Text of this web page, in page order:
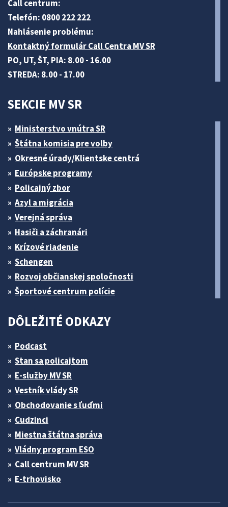
Call centrum:
Telefón: 0800 222 222
Nahlásenie problému:
Kontaktný formulár Call Centra MV SR
PO, UT, ŠT, PIA: 8.00 - 16.00
STREDA: 8.00 - 17.00
SEKCIE MV SR
Ministerstvo vnútra SR
Štátna komisia pre volby
Okresné úrady/Klientske centrá
Európske programy
Policajný zbor
Azyl a migrácia
Verejná správa
Hasiči a záchranári
Krízové riadenie
Schengen
Rozvoj občianskej spoločnosti
Športové centrum polície
DÔLEŽITÉ ODKAZY
Podcast
Stan sa policajtom
E-služby MV SR
Vestník vlády SR
Obchodovanie s ľuďmi
Cudzinci
Miestna štátna správa
Vládny program ESO
Call centrum MV SR
E-trhovisko